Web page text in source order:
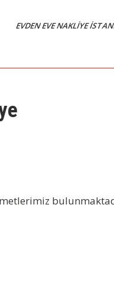
EVDEN EVE NAKLIYE